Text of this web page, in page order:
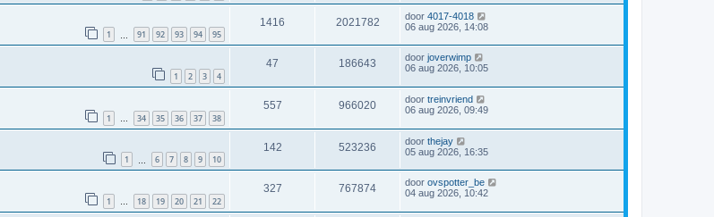
1 91 92 93 94 95
1416 2021782 door 4017-4018
06 aug 2026, 14:08
1 2 3 4
47 186643 door joverwimp
06 aug 2026, 10:05
1 … 34 35 36 37 38
557 966020 door treinvriend
06 aug 2026, 09:49
1 6 7 8 9 10
142 523236 door thejay
05 aug 2026, 16:35
1 … 18 19 20 21 22
327 767874 door ovspotter_be
04 aug 2026, 10:42